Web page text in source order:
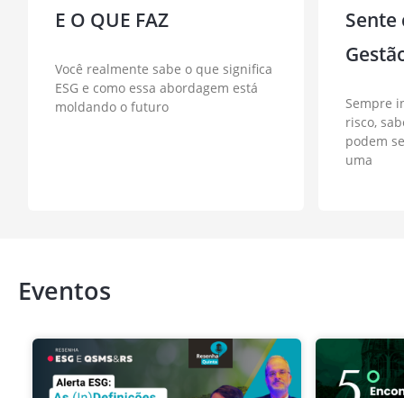
E O QUE FAZ
Você realmente sabe o que significa
ESG e como essa abordagem está
moldando o futuro
Sente
Sempre
risco,
podem
uma
Eventos